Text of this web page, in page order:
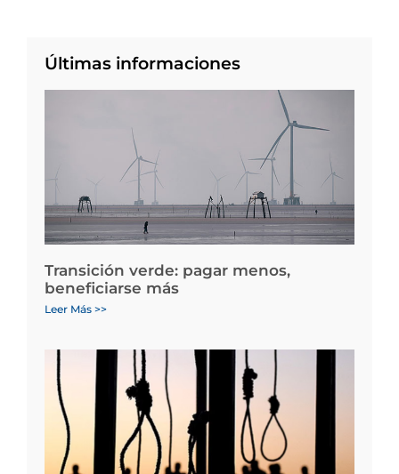
Últimas informaciones
Transición verde: pagar menos,
beneficiarse más
Leer Más >>